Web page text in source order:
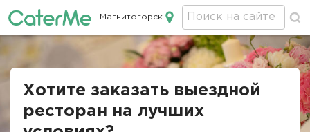
Кейтеринг в Магнитогорске
Магнитогорск
Строка
Хотите заказать выездной
ресторан на лучших